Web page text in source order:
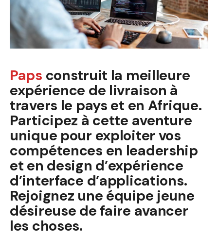
Paps construit la meilleure
expérience de livraison à
travers le pays et en Afrique.
Participez à cette aventure
unique pour exploiter vos
compétences en leadership
et en design d’expérience
d’interface d’applications.
Rejoignez une équipe jeune
désireuse de faire avancer
les choses.